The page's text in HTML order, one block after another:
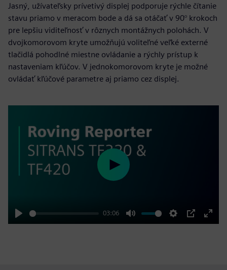
Jasný, užívateľsky prívetivý displej podporuje rýchle čítanie
stavu priamo v meracom bode a dá sa otáčať v 90° krokoch
pre lepšiu viditeľnosť v rôznych montážnych polohách. V
dvojkomorovom kryte umožňujú voliteľné veľké externé
tlačidlá pohodlné miestne ovládanie a rýchly prístup k
nastaveniam kľúčov. V jednokomorovom kryte je možné
ovládať kľúčové parametre aj priamo cez displej.
Play
03:06
Mute Settings
PIP
Enter
Play